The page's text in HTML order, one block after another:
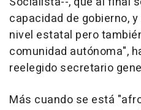
capacidad de gobierno,
nivel estatal pero
comunidad autónoma",
reelegido secretario
Más cuando se está